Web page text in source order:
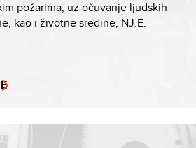
požarima, uz očuvanje ljudskih
kao i životne sredine, NJ.E.